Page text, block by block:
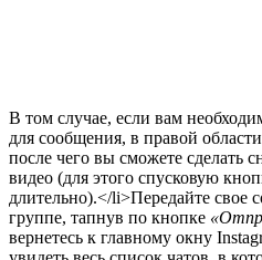
В том случае, если вам
для сообщения, в правой
после чего вы сможете сделать
видео (для этого спусковую
длительно).</li>Передайте свое
группе, тапнув по кнопке
вернетесь к главному окну